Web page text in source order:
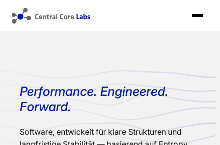
Performance. Engineered.
Forward.
Software, entwickelt für klare Strukturen und